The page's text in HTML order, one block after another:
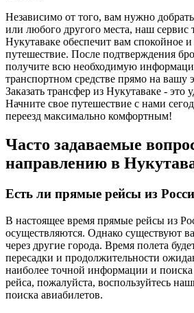
Независимо от того, вам нужно
или любого другого места, наш сервис
Нукутаваке обеспечит вам спокойное и
путешествие. После подтверждения
получите всю необходимую
транспортном средстве прямо на вашу
Заказать трансфер из Нукутаваке - это
Начните свое путешествие с нами
переезд максимально комфортным!
Часто задаваемые
направлению в
Есть ли прямые рейсы из
В настоящее время прямые рейсы из
осуществляются. Однако существуют
через другие города. Время полета
пересадки и продолжительности
наиболее точной информации и
рейса, пожалуйста, воспользуйтесь
поиска авиабилетов.